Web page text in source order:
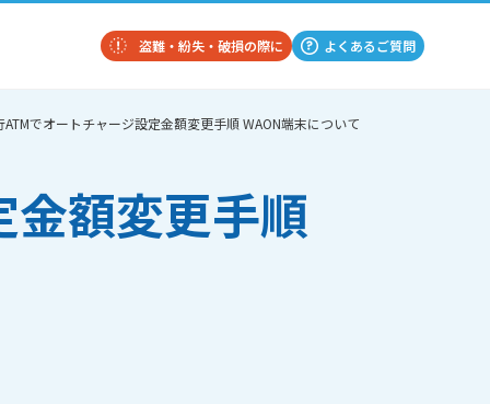
盗難・紛失・破損の際に よくあるご質問
ATMでオートチャージ設定金額変更手順 WAON端末について
額変更手順